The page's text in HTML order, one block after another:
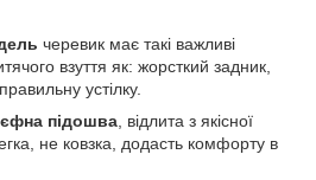
черевик має такі важливі
взуття як: жорсткий задник,
устілку.
підошва , відлита з якісної
не ковзка, додасть комфорту в